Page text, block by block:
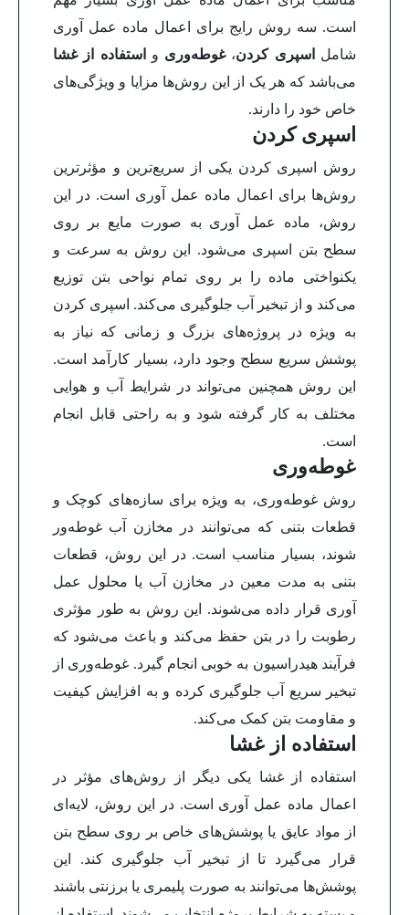
است. سه روش رایج برای اعمال ماده عمل آوری
شامل
اسپری کردن،غوطه‌وری و
استفاده از غشا
می‌باشد که هر یک از این روش‌ها مزایا و ویژگی‌های
خاص خود را دارند.
اسپری کردن
روش اسپری کردن یکی از سریع‌ترین و مؤثرترین
روش‌ها برای اعمال ماده عمل آوری است. در این
روش، ماده عمل آوری به صورت مایع بر روی
سطح بتن اسپری می‌شود. این روش به سرعت و
یکنواختی ماده را بر روی تمام نواحی بتن توزیع
می‌کند و از تبخیر آب جلوگیری می‌کند. اسپری کردن
به ویژه در پروژه‌های بزرگ و زمانی که نیاز به
پوشش سریع سطح وجود دارد، بسیار کارآمد است.
این روش همچنین می‌تواند در شرایط آب و هوایی
مختلف به کار گرفته شود و به راحتی قابل انجام
است.
غوطه‌وری
روش غوطه‌وری، به ویژه برای سازه‌های کوچک و
قطعات بتنی که می‌توانند در مخازن آب غوطه‌ور
شوند، بسیار مناسب است. در این روش، قطعات
بتنی به مدت معین در مخازن آب یا محلول عمل
آوری قرار داده می‌شوند. این روش به طور مؤثری
رطوبت را در بتن حفظ می‌کند و باعث می‌شود که
فرآیند هیدراسیون به خوبی انجام گیرد. غوطه‌وری از
تبخیر سریع آب جلوگیری کرده و به افزایش کیفیت
و مقاومت بتن کمک می‌کند.
استفاده از غشا
استفاده از غشا یکی دیگر از روش‌های مؤثر در
اعمال ماده عمل آوری است. در این روش، لایه‌ای
از مواد عایق یا پوشش‌های خاص بر روی سطح بتن
قرار می‌گیرد تا از تبخیر آب جلوگیری کند. این
پوشش‌ها می‌توانند به صورت پلیمری یا برزنتی باشند